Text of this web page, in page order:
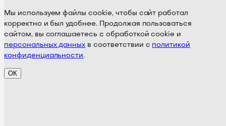
Мы используем файлы cookie, чтобы сайт работал
корректно и был удобнее. Продолжая пользоваться
сайтом, вы соглашаетесь с обработкой cookie и
персональных данных в соответствии с политикой
конфиденциальности.
ОК